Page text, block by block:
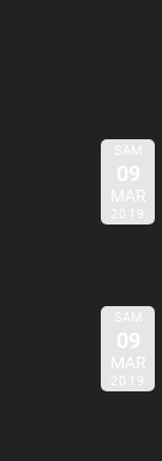
SAM
09
MAR
2019
SAM
09
MAR
2019